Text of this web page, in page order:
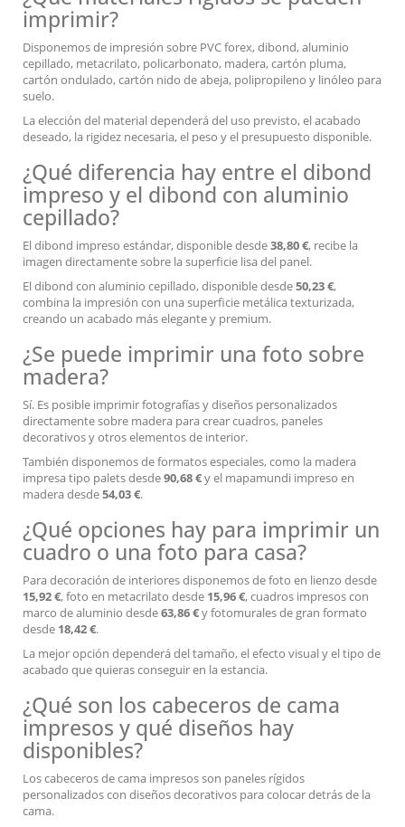
imprimir?
Disponemos de impresión sobre PVC forex, dibond, aluminio
cepillado, metacrilato, policarbonato, madera, cartón pluma,
cartón ondulado, cartón nido de abeja, polipropileno y linóleo para
suelo.
La elección del material dependerá del uso previsto, el acabado
deseado, la rigidez necesaria, el peso y el presupuesto disponible.
¿Qué diferencia hay entre el dibond
impreso y el dibond con aluminio
cepillado?
El dibond impreso estándar, disponible desde38,80 €, recibe la
imagen directamente sobre la superficie lisa del panel.
El dibond con aluminio cepillado, disponible desde50,23 €,
combina la impresión con una superficie metálica texturizada,
creando un acabado más elegante y premium.
¿Se puede imprimir una foto sobre
madera?
Sí. Es posible imprimir fotografías y diseños personalizados
directamente sobre madera para crear cuadros, paneles
decorativos y otros elementos de interior.
También disponemos de formatos especiales, como la madera
impresa tipo palets desde90,68 €y el mapamundi impreso en
madera desde54,03 €.
¿Qué opciones hay para imprimir un
cuadro o una foto para casa?
Para decoración de interiores disponemos de foto en lienzo desde
15,92 €, foto en metacrilato desde 15,96 €, cuadros impresos con
marco de aluminio desde63,86 €y fotomurales de gran formato
desde 18,42 €.
La mejor opción dependerá del tamaño, el efecto visual y el tipo de
acabado que quieras conseguir en la estancia.
¿Qué son los cabeceros de cama
impresos y qué diseños hay
disponibles?
Los cabeceros de cama impresos son paneles rígidos
personalizados con diseños decorativos para colocar detrás de la
cama.